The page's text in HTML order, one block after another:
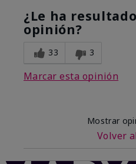
¿Le ha
opinión?
33 3
Marcar esta opinión
Mostrar
Volver